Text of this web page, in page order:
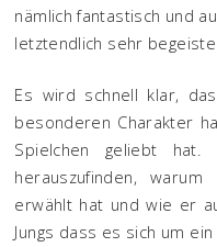
nämlich fantastisch und
letztendlich sehr
Es wird schnell klar,
besonderen Charakter
Spielchen geliebt hat.
herauszufinden,
erwählt hat und wie er
Jungs dass es sich um